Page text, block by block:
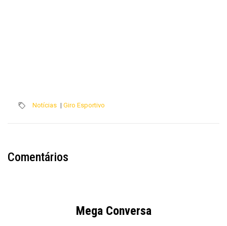
Notícias | Giro Esportivo
Comentários
Mega Conversa